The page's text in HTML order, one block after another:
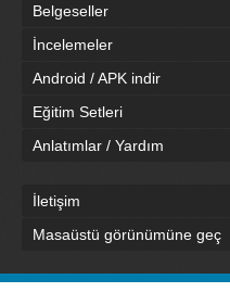
Belgeseller
İncelemeler
Android / APK indir
Eğitim Setleri
Anlatımlar / Yardım
İletişim
Masaüstü görünümüne geç